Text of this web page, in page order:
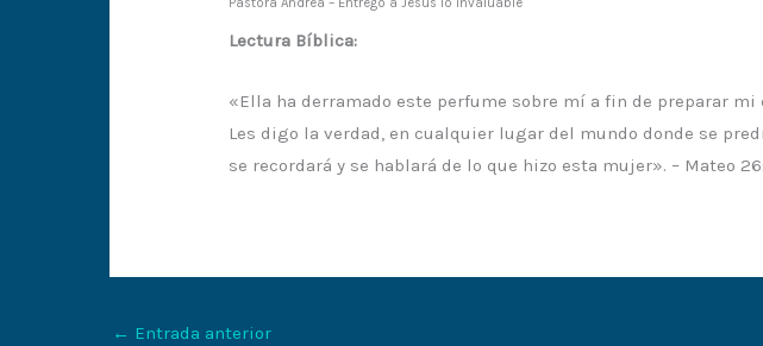
Pastora Andrea – Entregó a Jesús lo invaluable
Lectura Bíblica:
«Ella ha derramado este perfume sobre mí a fin de preparar mi
Les digo la verdad, en cualquier lugar del mundo donde se
se recordará y se hablará de lo que hizo esta mujer». – Mateo
← Entrada anterior